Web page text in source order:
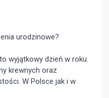
urodzinowe?
wyjątkowy dzień w roku.
krewnych oraz
W Polsce jak i w